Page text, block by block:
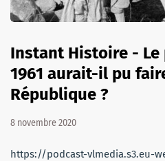
Instant Histoire - Le
1961 aurait-il pu
République ?
8 novembre 2020
https://podcast-vlmedia.s3.eu-